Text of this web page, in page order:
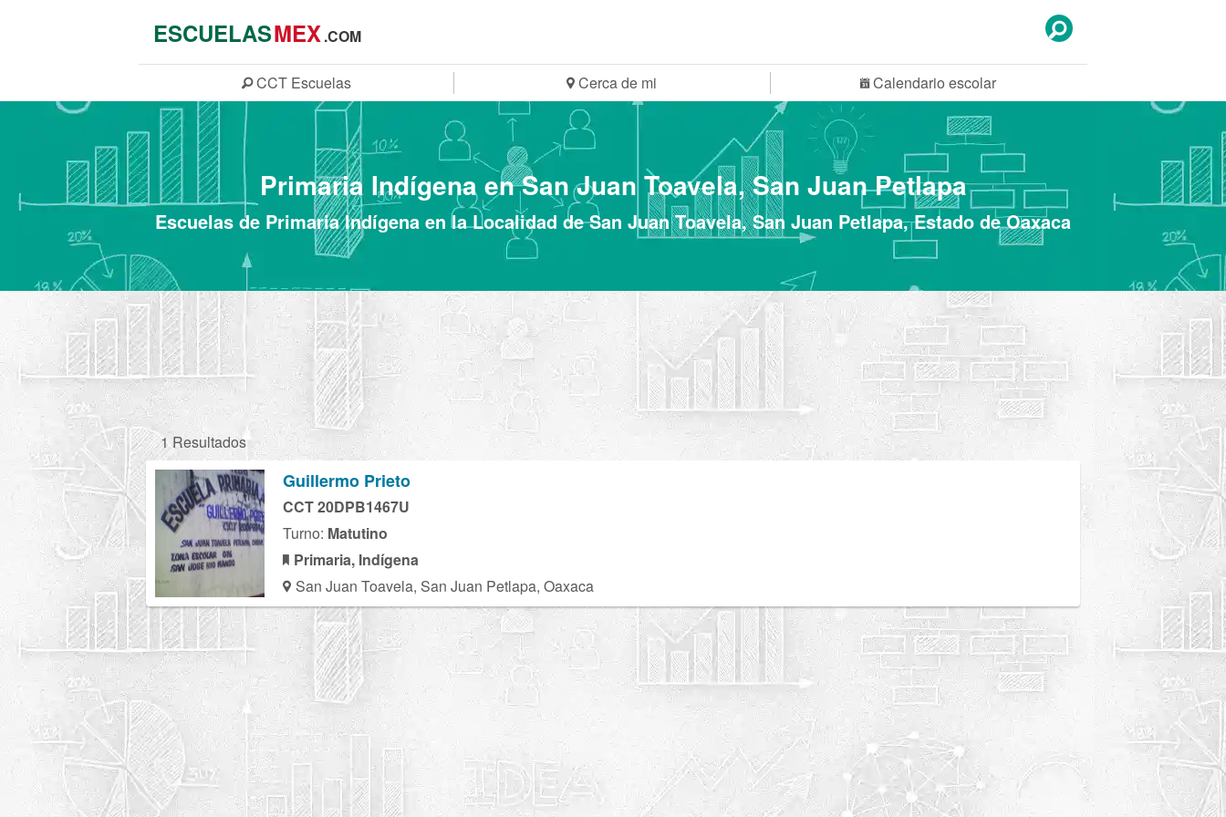
ESCUELASMEX.COM
CCT Escuelas Cerca de mi Calendario escolar
Primaria Indígena en San Juan Toavela, San Juan Petlapa
Escuelas de Primaria Indígena en la Localidad de San Juan Toavela, San Juan Petlapa, Estado de Oaxaca
1 Resultados
Guillermo Prieto
CCT 20DPB1467U
Turno: Matutino
Primaria, Indígena
San Juan Toavela, San Juan Petlapa, Oaxaca